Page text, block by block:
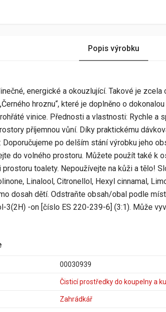
Popis výrobku
energické a okouzlující. Takové je
hroznu“, které je doplněno o
vinice. Přednosti a vlastnosti: Rychle a
příjemnou vůní. Díky praktickému
Doporučujeme po delším stání výrobku jeho
do volného prostoru. Můžete použít také k
toalety. Nepoužívejte na kůži a tělo!
Linalool, Citronellol, Hexyl cinnamal,
dosah dětí. Odstraňte obsah/obal podle
3(2H) -on [číslo ES 220-239-6] (3:1). Může
00030939
Čisticí prostředky do koupelny a
Zahrádkář